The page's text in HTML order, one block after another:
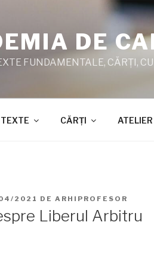
DE
FUNDAMENTALE, CĂRŢI,
TEXTE CĂRŢI ATELIER
2021 DE ARHIPROFESOR
Liberul Arbitru